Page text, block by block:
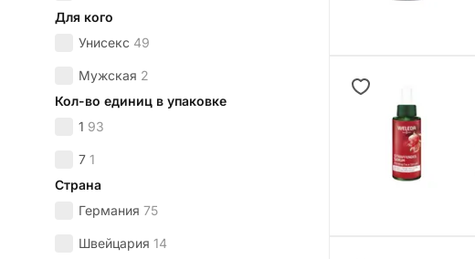
Для кого
Унисекс 49
Мужская 2
Кол-во единиц в упаковке
1 93
7 1
Страна
Германия 75
Швейцария 14